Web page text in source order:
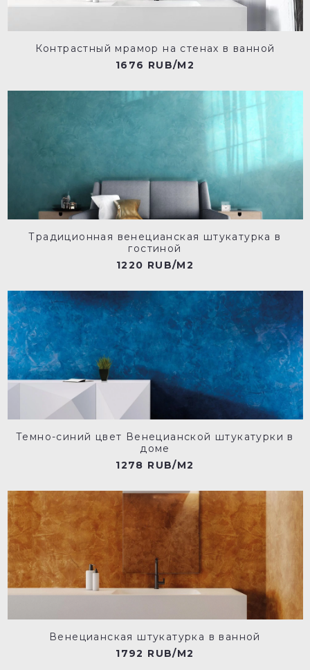
Контрастный мрамор на стенах в ванной
1676 RUB/M2
Традиционная венецианская штукатурка в
гостиной
1220 RUB/M2
Темно-синий цвет Венецианской штукатурки в
доме
1278 RUB/M2
Венецианская штукатурка в ванной
1792 RUB/M2